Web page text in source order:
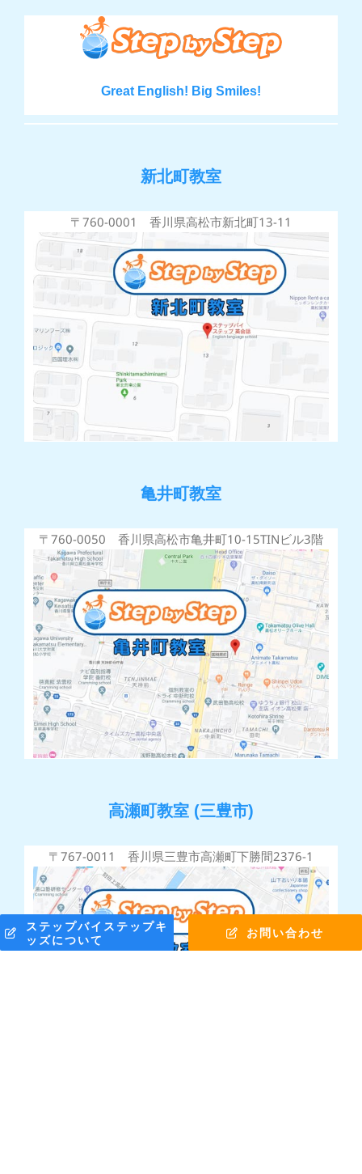
Great English! Big Smiles!
ステップバイステップキ
ッズについて
お問い合わせ
新北町教室
〒760-0001 香川県高松市新北町13-11
亀井町教室
〒760-0050 香川県高松市亀井町10-15TINビル3階
高瀬町教室 (三豊市)
〒767-0011 香川県三豊市高瀬町下勝間2376-1